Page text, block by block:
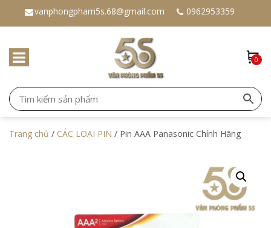
vanphongpham5s.68@gmail.com 0962953359
0
Trang chủ / CÁC LOẠI PIN / Pin AAA Panasonic Chính Hãng